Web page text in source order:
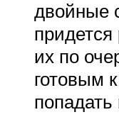
двойные
их по
готовым